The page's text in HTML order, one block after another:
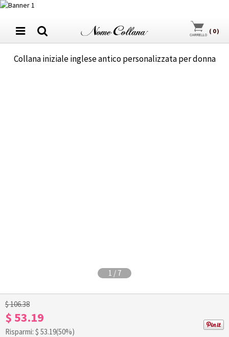
( 0)
Collana iniziale inglese antico personalizzata per donna
1 / 7
$ 106.38
$ 53.19
Risparmi: $ 53.19(50%)